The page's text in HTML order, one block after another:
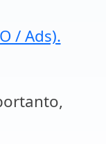
/ Ads).